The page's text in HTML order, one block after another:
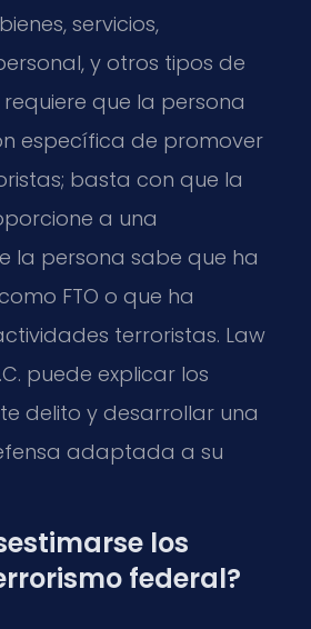
servicios,
y otros tipos de
requiere que la persona
específica de promover
basta con que la
a una
la persona sabe que ha
FTO o que ha
terroristas. Law
puede explicar los
delito y desarrollar una
adaptada a su
los
federal?